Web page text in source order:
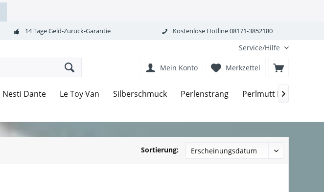
14 Tage Geld-Zurück-Garantie Kostenlose Hotline 08171-3852180
Service/Hilfe
Merkzettel
Mein Konto
Nesti Dante Le Toy Van Silberschmuck Perlenstrang Perlmutt MOP

Sortierung: